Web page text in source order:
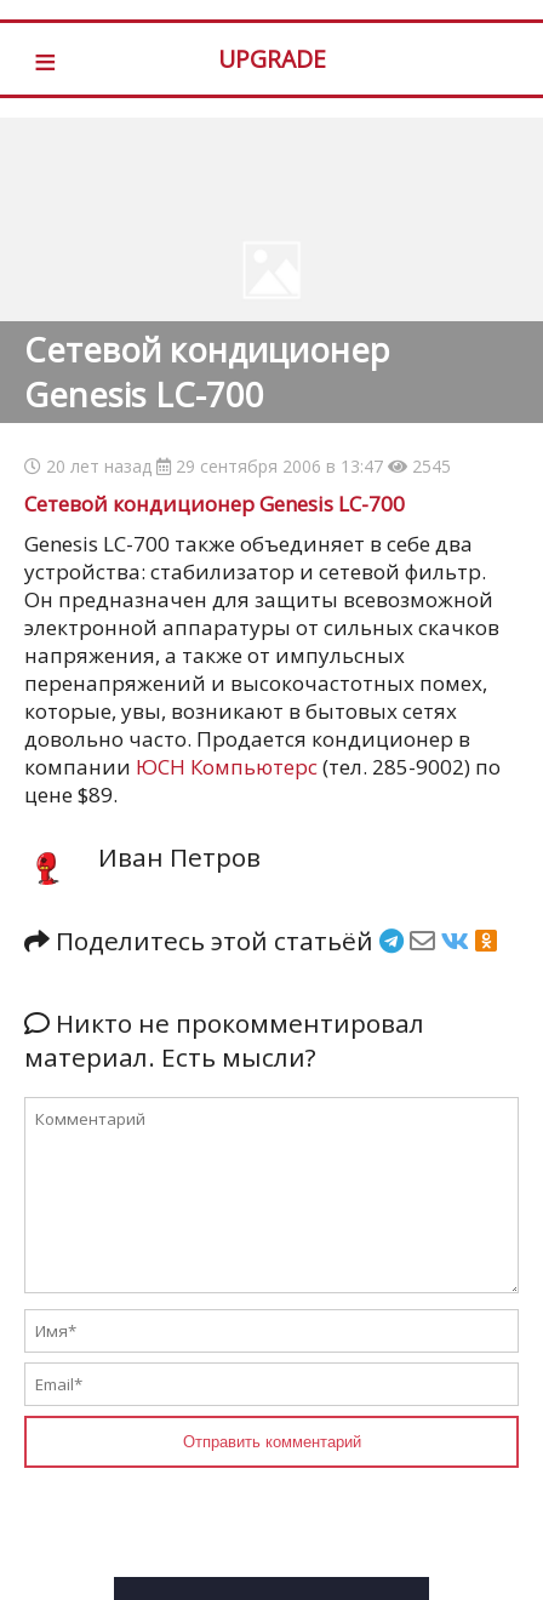
≡ UPGRADE
Сетевой кондиционер
Genesis LC-700
20 лет назад 29 сентября 2006 в 13:47 2545
Сетевой кондиционер Genesis LC-700
Genesis LC-700 также объединяет в себе два
устройства: стабилизатор и сетевой фильтр.
Он предназначен для защиты всевозможной
электронной аппаратуры от сильных скачков
напряжения, а также от импульсных
перенапряжений и высокочастотных помех,
которые, увы, возникают в бытовых сетях
довольно часто. Продается кондиционер в
компании ЮСН Компьютерс(тел. 285-9002) по
цене $89.
Иван Петров
Поделитесь этой статьёй
Никто не прокомментировал
материал. Есть мысли?